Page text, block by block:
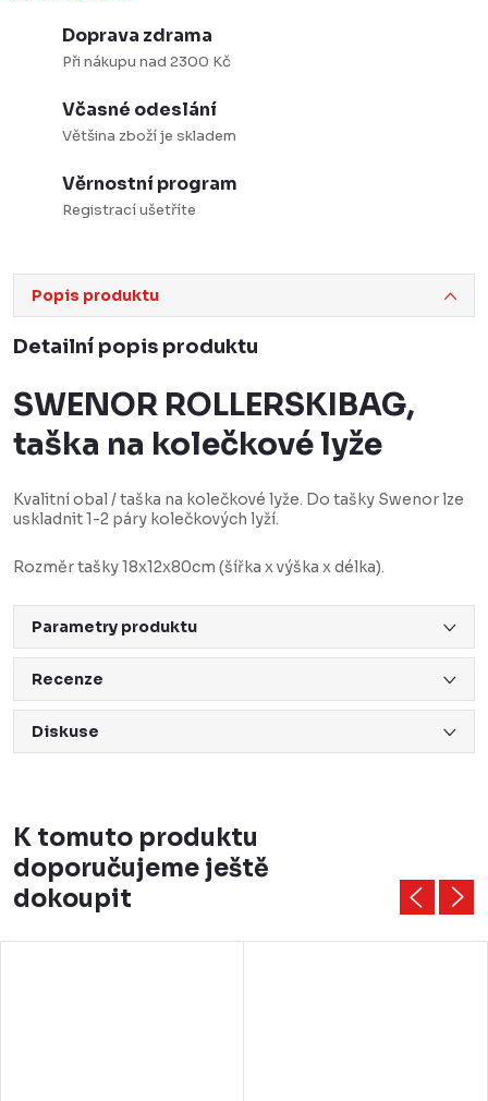
Doprava zdrama
Při nákupu nad 2300 Kč
Včasné odeslání
Většina zboží je skladem
Věrnostní program
Registrací ušetříte
Popis produktu
Detailní popis produktu
SWENOR ROLLERSKIBAG,
taška na kolečkové lyže
Kvalitní obal / taška na kolečkové lyže. Do tašky Swenor lze
uskladnit 1-2 páry kolečkových lyží.
Rozměr tašky 18x12x80cm (šířka x výška x délka).
Parametry produktu
Recenze
Diskuse
K tomuto produktu
doporučujeme ještě
dokoupit